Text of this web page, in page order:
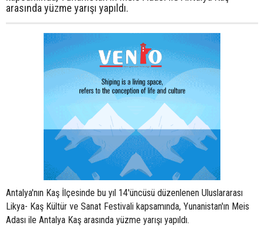
arasında yüzme yarışı yapıldı.
Antalya'nın Kaş İlçesinde bu yıl 14'üncüsü düzenlenen Uluslararası
Likya- Kaş Kültür ve Sanat Festivali kapsamında, Yunanistan'ın Meis
Adası ile Antalya Kaş arasında yüzme yarışı yapıldı.